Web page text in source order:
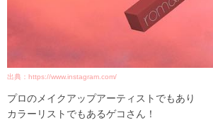
出典：https://www.instagram.com/
プロのメイクアップアーティストでもあり
カラーリストでもあるゲコさん！